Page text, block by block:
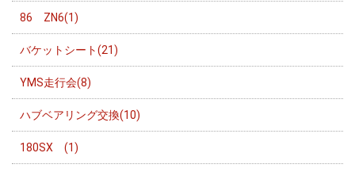
86 ZN6(1)
バケットシート(21)
YMS走行会(8)
ハブベアリング交換(10)
180SX (1)